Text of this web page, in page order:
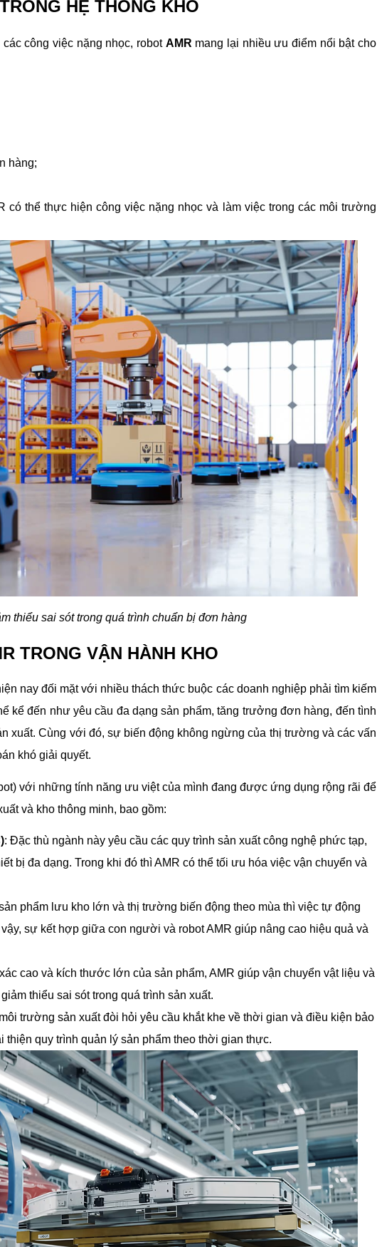
HỆ THỐNG KHO
công việc nặng nhọc, robot AMR mang lại nhiều ưu điểm nổi bật cho
hàng;
có thể thực hiện công việc nặng nhọc và làm việc trong các môi trường
thiểu sai sót trong quá trình chuẩn bị đơn hàng
TRONG VẬN HÀNH KHO
nay đối mặt với nhiều thách thức buộc các doanh nghiệp phải tìm kiếm
kể đến như yêu cầu đa dạng sản phẩm, tăng trưởng đơn hàng, đến tình
xuất. Cùng với đó, sự biến động không ngừng của thị trường và các vấn
khó giải quyết.
với những tính năng ưu việt của mình đang được ứng dụng rộng rãi để
và kho thông minh, bao gồm:
: Đặc thù ngành này yêu cầu các quy trình sản xuất công nghệ phức tạp,
bị đa dạng. Trong khi đó thì AMR có thể tối ưu hóa việc vận chuyển và
phẩm lưu kho lớn và thị trường biến động theo mùa thì việc tự động
sự kết hợp giữa con người và robot AMR giúp nâng cao hiệu quả và
cao và kích thước lớn của sản phẩm, AMR giúp vận chuyển vật liệu và
thiểu sai sót trong quá trình sản xuất.
trường sản xuất đòi hỏi yêu cầu khắt khe về thời gian và điều kiện bảo
thiện quy trình quản lý sản phẩm theo thời gian thực.